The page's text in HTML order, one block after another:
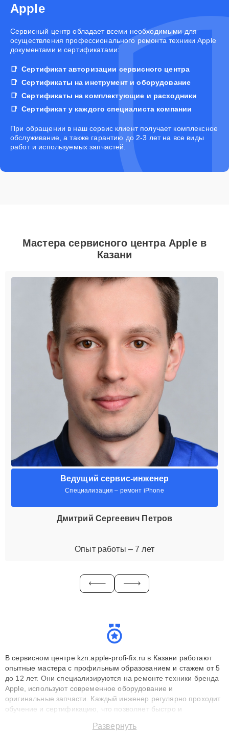
Apple
Cервисный центр обладает всеми необходимыми для
осуществления профессионального ремонта техники Apple
документами и сертификатами:
Сертификат авторизации сервисного центра
Сертификаты на инструмент и оборудование
Сертификаты на комплектующие и расходники
Сертификат у каждого специалиста компании
При обращении в наш сервис клиент получает комплексное
обслуживание, а также гарантию до 2-3 лет на все виды
работ и используемых запчастей.
Мастера сервисного центра Apple в
Казани
Ведущий сервис-инженер
Специализация – ремонт iPhone
Дмитрий Сергеевич Петров
Опыт работы – 7 лет
В сервисном центре kzn.apple-profi-fix.ru в Казани работают
опытные мастера с профильным образованием и стажем от 5
до 12 лет. Они специализируются на ремонте техники бренда
Apple, используют современное оборудование и
оригинальные запчасти. Каждый инженер регулярно проходит
обучение и сертификацию, что позволяет быстро и
сохранением гарантии до 3 лет. Наши мастера решают
Развернуть